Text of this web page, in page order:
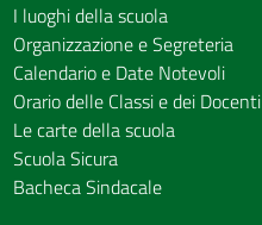
I luoghi della scuola
Organizzazione e Segreteria
Calendario e Date Notevoli
Orario delle Classi e dei Docenti
Le carte della scuola
Scuola Sicura
Bacheca Sindacale